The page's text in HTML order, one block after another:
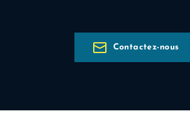
Contactez-nous